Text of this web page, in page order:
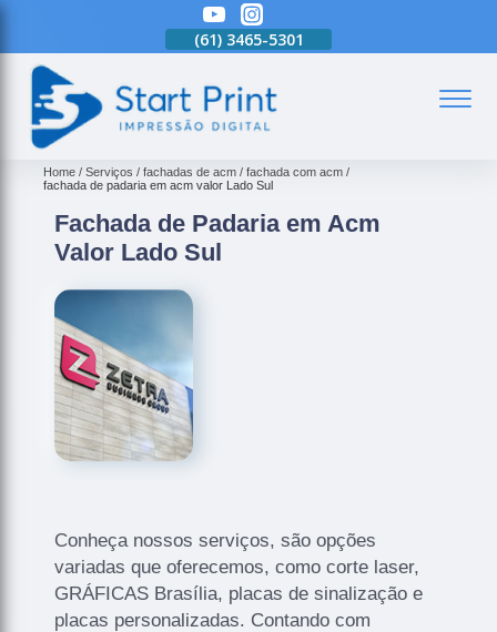
(61) 3465-5301
Home Serviços fachadas de acm
fachada com acm
fachada de padaria em acm valor Lado Sul
Fachada de Padaria em Acm
Valor Lado Sul
Conheça nossos serviços, são opções
variadas que oferecemos, como corte laser,
GRÁFICAS Brasília, placas de sinalização e
placas personalizadas. Contando com